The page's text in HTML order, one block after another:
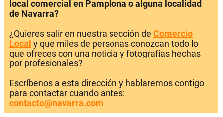
local comercial en Pamplona o alguna localidad
de Navarra?
¿Quieres salir en nuestra sección de Comercio
Local y que miles de personas conozcan todo lo
que ofreces con una noticia y fotografías hechas
por profesionales?
Escríbenos a esta dirección y hablaremos contigo
para contactar cuando antes:
contacto@navarra.com